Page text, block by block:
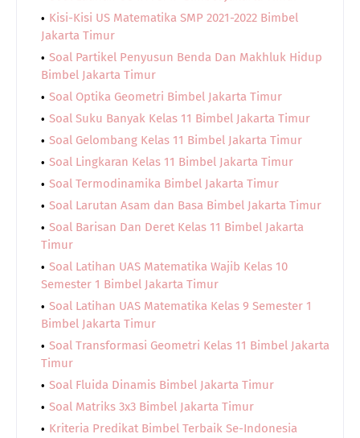
Kisi-Kisi US Matematika SMP 2021-2022 Bimbel
Jakarta Timur
Soal Partikel Penyusun Benda Dan Makhluk Hidup
Bimbel Jakarta Timur
Soal Optika Geometri Bimbel Jakarta Timur
Soal Suku Banyak Kelas 11 Bimbel Jakarta Timur
Soal Gelombang Kelas 11 Bimbel Jakarta Timur
Soal Lingkaran Kelas 11 Bimbel Jakarta Timur
Soal Termodinamika Bimbel Jakarta Timur
Soal Larutan Asam dan Basa Bimbel Jakarta Timur
Soal Barisan Dan Deret Kelas 11 Bimbel Jakarta
Timur
Soal Latihan UAS Matematika Wajib Kelas 10
Semester 1 Bimbel Jakarta Timur
Soal Latihan UAS Matematika Kelas 9 Semester 1
Bimbel Jakarta Timur
Soal Transformasi Geometri Kelas 11 Bimbel Jakarta
Timur
Soal Fluida Dinamis Bimbel Jakarta Timur
Soal Matriks 3x3 Bimbel Jakarta Timur
Kriteria Predikat Bimbel Terbaik Se-Indonesia